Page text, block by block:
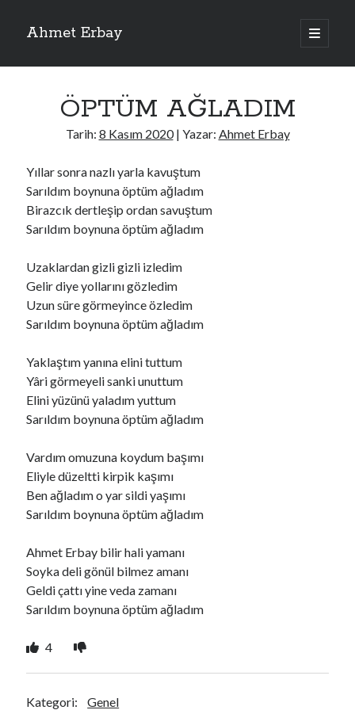
Ahmet Erbay
ana
menüyü
Yan
Menü
ELİF BENİ BIRAKMA
ÖLÜM GELSİN
DOĞRU YOLDAN ÇIKAMAM
Son Yorumlar
BAĞIŞLA ADINIiçindario72
BAĞIŞLA ADINIiçinold_betty6573
BAĞIŞLA ADINIiçinfoodie22
BAĞIŞLA ADINIiçinZoe72
Ara
ÖPTÜM AĞLADIM
Tarih: 8 Kasım 2020| Yazar: Ahmet Erbay
Yıllar sonra nazlı yarla kavuştum
Sarıldım boynuna öptüm ağladım
Birazcık dertleşip ordan savuştum
Sarıldım boynuna öptüm ağladım
Uzaklardan gizli gizli izledim
Gelir diye yollarını gözledim
Uzun süre görmeyince özledim
Sarıldım boynuna öptüm ağladım
Yaklaştım yanına elini tuttum
Yâri görmeyeli sanki unuttum
Elini yüzünü yaladım yuttum
Sarıldım boynuna öptüm ağladım
Vardım omuzuna koydum başımı
Eliyle düzeltti kirpik kaşımı
Ben ağladım o yar sildi yaşımı
Sarıldım boynuna öptüm ağladım
Ahmet Erbay bilir hali yamanı
Soyka deli gönül bilmez amanı
Geldi çattı yine veda zamanı
Sarıldım boynuna öptüm ağladım
4
Kategori: Genel